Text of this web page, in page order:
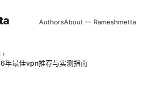
AuthorsAbout — Rameshmetta
›
年最佳vpn推荐与实测指南